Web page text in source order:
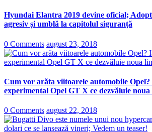
Hyundai Elantra 2019 devine oficial;
agresiv și umblă la capitolul siguranță
0 Comments august 23, 2018
Cum vor arăta viitoarele automobile
experimental Opel GT X ce dezvăluie noua
0 Comments august 22, 2018